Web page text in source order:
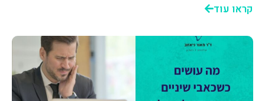
קראו עוד